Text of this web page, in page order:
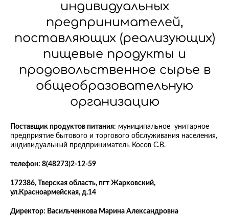
индивидуальных
предпринимателей,
поставляющих (реализующих)
пищевые продукты и
продовольственное сырье в
общеобразовательную
организацию
Поставщик продуктов питания: муниципальное унитарное
предприятие бытового и торгового обслуживания населения,
индивидуальный предприниматель Косов С.В.
телефон: 8(48273)2-12-59
172386, Тверская область, пгт Жарковский,
ул.Красноармейская, д.14
Директор: Васильченкова Марина Александровна